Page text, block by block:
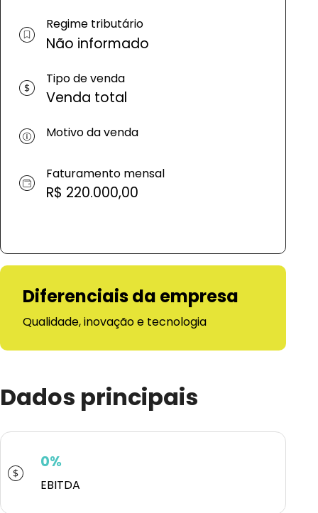
Regime tributário
Não informado
Tipo de venda
Venda total
Motivo da venda
Faturamento mensal
R$ 220.000,00
Diferenciais da empresa
Qualidade, inovação e tecnologia
Dados principais
0%
EBITDA